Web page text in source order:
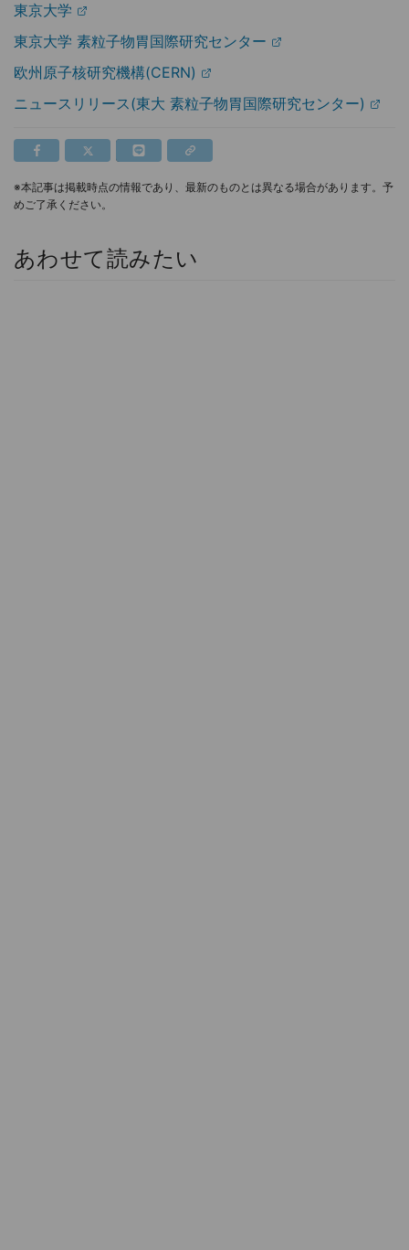
東京大学
東京大学 素粒子物胃国際研究センター
欧州原子核研究機構(CERN)
ニュースリリース(東大 素粒子物胃国際研究センター)
※本記事は掲載時点の情報であり、最新のものとは異なる場合があります。予
めご了承ください。
あわせて読みたい